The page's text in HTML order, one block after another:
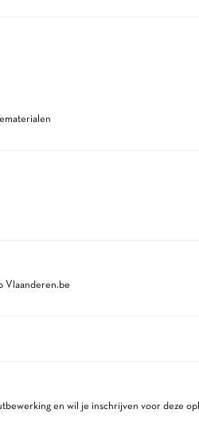
Vlaanderen.be
en wil je inschrijven voor deze